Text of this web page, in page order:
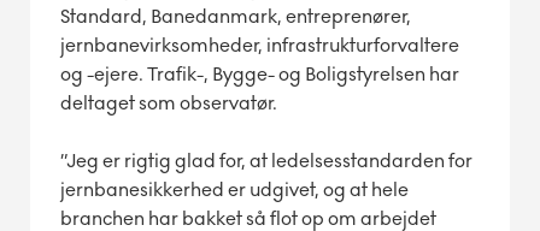
Standard, Banedanmark, entreprenører,
jernbanevirksomheder, infrastrukturforvaltere
og -ejere. Trafik-, Bygge- og Boligstyrelsen har
deltaget som observatør.
”Jeg er rigtig glad for, at ledelsesstandarden for
jernbanesikkerhed er udgivet, og at hele
branchen har bakket så flot op om arbejdet